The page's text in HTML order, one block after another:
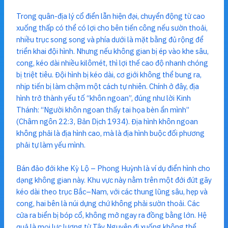
Trong quân-địa lý cổ điển lẫn hiện đại, chuyển động từ cao
xuống thấp có thể có lợi cho bên tiến công nếu sườn thoải,
nhiều trục song song và phía dưới là mặt bằng đủ rộng để
triển khai đội hình. Nhưng nếu không gian bị ép vào khe sâu,
cong, kéo dài nhiều kilômét, thì lợi thế cao độ nhanh chóng
bị triệt tiêu. Đội hình bị kéo dài, cơ giới không thể bung ra,
nhịp tiến bị làm chậm một cách tự nhiên. Chính ở đây, địa
hình trở thành yếu tố “khôn ngoan”, đúng như lời Kinh
Thánh: “Người khôn ngoan thấy tai họa bèn ẩn mình”
(Châm ngôn 22:3, Bản Dịch 1934). Địa hình khôn ngoan
không phải là địa hình cao, mà là địa hình buộc đối phương
phải tự làm yếu mình.
Bán đảo đới khe Kỳ Lộ – Phong Huỳnh là ví dụ điển hình cho
dạng không gian này. Khu vực này nằm trên một đới đứt gãy
kéo dài theo trục Bắc–Nam, với các thung lũng sâu, hẹp và
cong, hai bên là núi dựng chứ không phải sườn thoải. Các
cửa ra biển bị bóp cổ, không mở ngay ra đồng bằng lớn. Hệ